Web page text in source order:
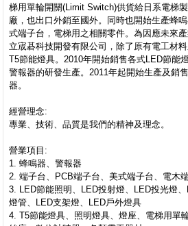
梯用單輪開關(Limit Switch)供貨給日系電梯
廠，也出口外銷至國外。同時也開始生產蜂
式端子台，電梯用之相關零件。為因應未來
立宬碁科技開發有限公司，除了原有電工材
T5節能燈具。2010年開始銷售各式LED節能
警報器的研發生產。2011年起開始生產及銷
器。
經營理念:
專業、技術、品質是我們的精神及理念。
營業項目:
1. 蜂鳴器、警報器
2. 端子台、PCB端子台、美式端子台、電木
3. LED節能照明、LED投射燈、LED投光燈
燈管、LED支架燈、LED戶外燈具
4. T5節能燈具、照明燈具、燈座、電梯用單